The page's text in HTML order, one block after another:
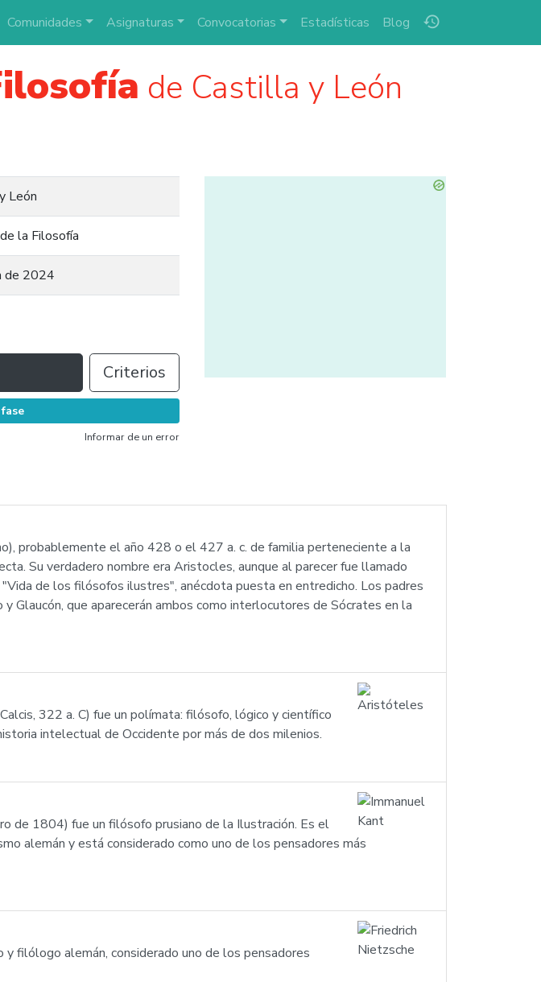
history
Comunidades Asignaturas Convocatorias Estadísticas Blog
de Castilla y León
León
la Filosofía
de 2024
Criterios
Informar de un error
probablemente el año 428 o el 427 a. c. de familia perteneciente a la
Su verdadero nombre era Aristocles, aunque al parecer fue llamado
de los filósofos ilustres", anécdota puesta en entredicho. Los padres
que aparecerán ambos como interlocutores de Sócrates en la
322 a. C) fue un polímata: filósofo, lógico y científico
intelectual de Occidente por más de dos milenios.
de 1804) fue un filósofo prusiano de la Ilustración. Es el
alemán y está considerado como uno de los pensadores más
filólogo alemán, considerado uno de los pensadores